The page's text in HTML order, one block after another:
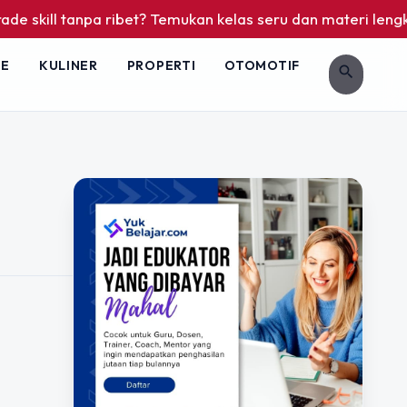
skill tanpa ribet? Temukan kelas seru dan materi
KULINER PROPERTI OTOMOTIF search